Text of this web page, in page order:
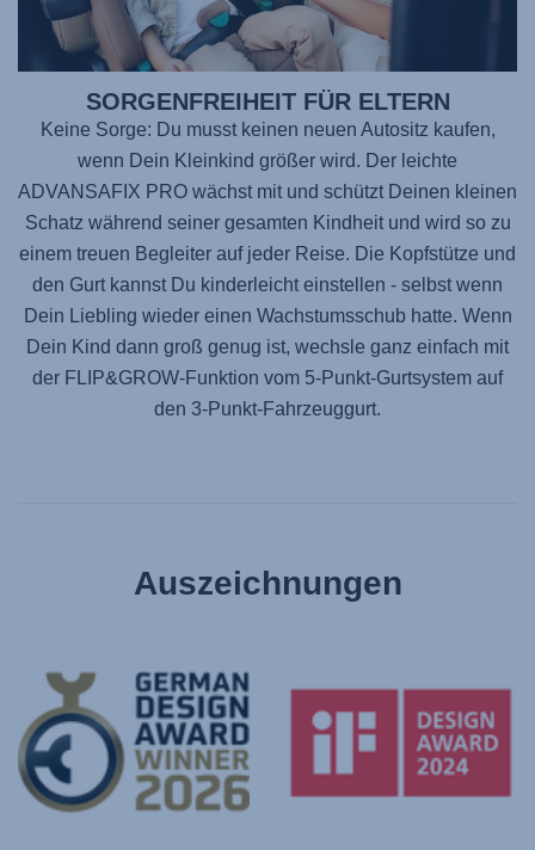
SORGENFREIHEIT FÜR ELTERN
Keine Sorge: Du musst keinen neuen Autositz kaufen,
wenn Dein Kleinkind größer wird. Der leichte
ADVANSAFIX PRO wächst mit und schützt Deinen kleinen
Schatz während seiner gesamten Kindheit und wird so zu
einem treuen Begleiter auf jeder Reise. Die Kopfstütze und
den Gurt kannst Du kinderleicht einstellen - selbst wenn
Dein Liebling wieder einen Wachstumsschub hatte. Wenn
Dein Kind dann groß genug ist, wechsle ganz einfach mit
der FLIP&GROW-Funktion vom 5-Punkt-Gurtsystem auf
den 3-Punkt-Fahrzeuggurt.
Auszeichnungen